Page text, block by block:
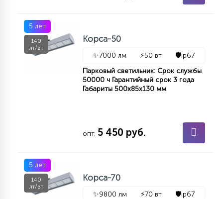
5 лет
140
лт/вт
Корса-50
✨7000 лм ⚡50 вт 🛡️ip67
Парковый светильник: Срок службы
50000 ч Гарантийный срок 3 года
Габариты 500х85х130 мм
опт. 5 450 руб.
5 лет
140
лт/вт
Корса-70
✨9800 лм ⚡70 вт 🛡️ip67